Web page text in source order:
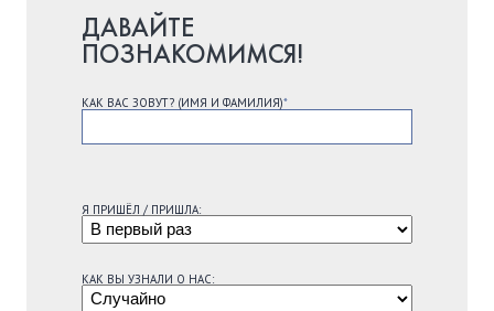
ДАВАЙТЕ
ПОЗНАКОМИМСЯ!
КАК ВАС ЗОВУТ? (ИМЯ И ФАМИЛИЯ)*
Я ПРИШЁЛ / ПРИШЛА:
КАК ВЫ УЗНАЛИ О НАC: